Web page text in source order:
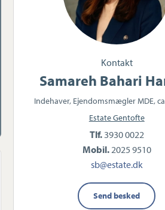
Kontakt
Samareh Bahari
Indehaver, Ejendomsmægler MDE,
Estate Gentofte
Tlf. 3930 0022
Mobil. 2025 9510
sb@estate.dk
Send besked